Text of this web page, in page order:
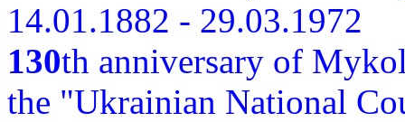
14.01.1882 - 29.03.1972
130th anniversary of
the "Ukrainian National